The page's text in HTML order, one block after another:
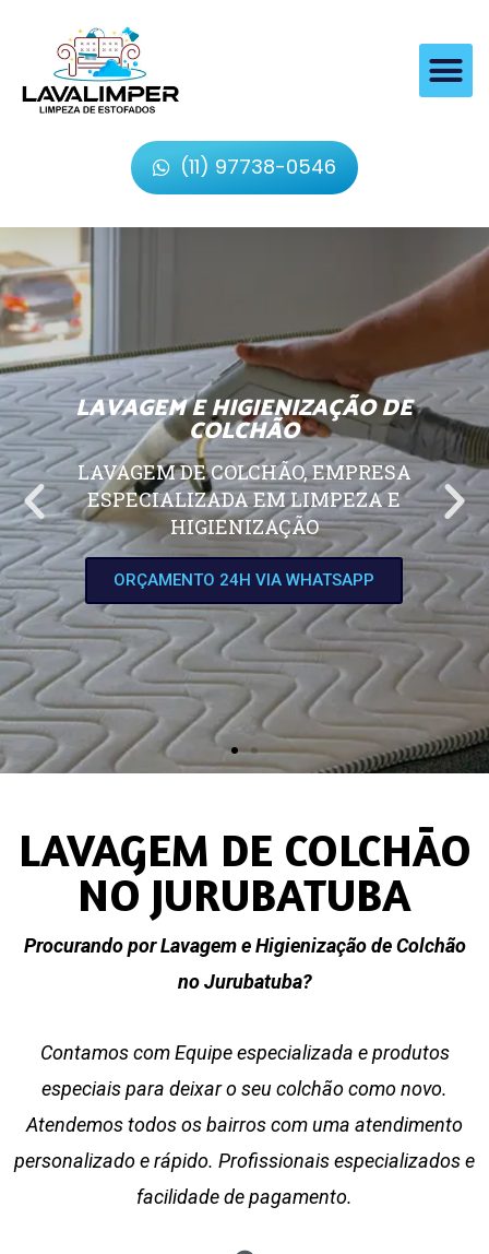
(11) 97738-0546
LAVAGEM E HIGIENIZAÇÃO DE
COLCHÃO
LAVAGEM DE COLCHÃO, EMPRESA
ESPECIALIZADA EM LIMPEZA E
HIGIENIZAÇÃO
ORÇAMENTO 24H VIA WHATSAPP
LAVAGEM DE COLCHÃO
NO JURUBATUBA
Procurando por Lavagem e Higienização de Colchão
no Jurubatuba?
Contamos com Equipe especializada e produtos
especiais para deixar o seu colchão como novo.
Atendemos todos os bairros com uma atendimento
personalizado e rápido. Profissionais especializados e
facilidade de pagamento.